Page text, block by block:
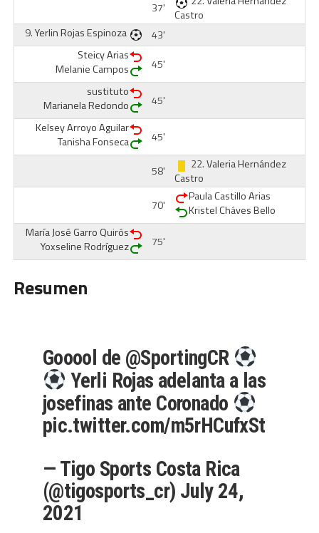
37'
Castro
9.Yerlin Rojas Espinoza
43'
Steicy Arias
Melanie Campos
45'
sustituto
Marianela Redondo
45'
Kelsey Arroyo Aguilar
Tanisha Fonseca
45'
58' 22.Valeria Hernández
Castro
70'
Paula Castillo Arias
Kristel Cháves Bello
María José Garro Quirós
Yoxseline Rodríguez
75'
Resumen
Gooool de @SportingCR
Yerli Rojas adelanta a las
josefinas ante Coronado
pic.twitter.com/m5rHCufxSt
— Tigo Sports Costa Rica
(@tigosports_cr) July 24,
2021